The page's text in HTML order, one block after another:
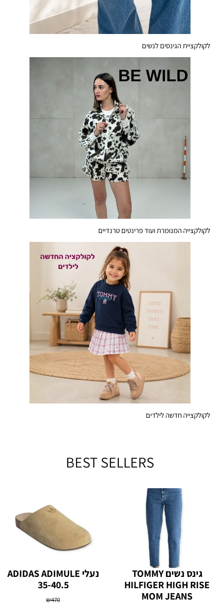
לקולקציית הגינסים לנשים
לקולקצייה המנומרת ועוד פרינטים טרנדיים
לקולקצייה חדשה לילדים
BEST SELLERS
גינס נשים TOMMY
HILFIGER HIGH RISE
MOM JEANS
נעלי ADIDAS ADIMULE
35-40.5
₪470